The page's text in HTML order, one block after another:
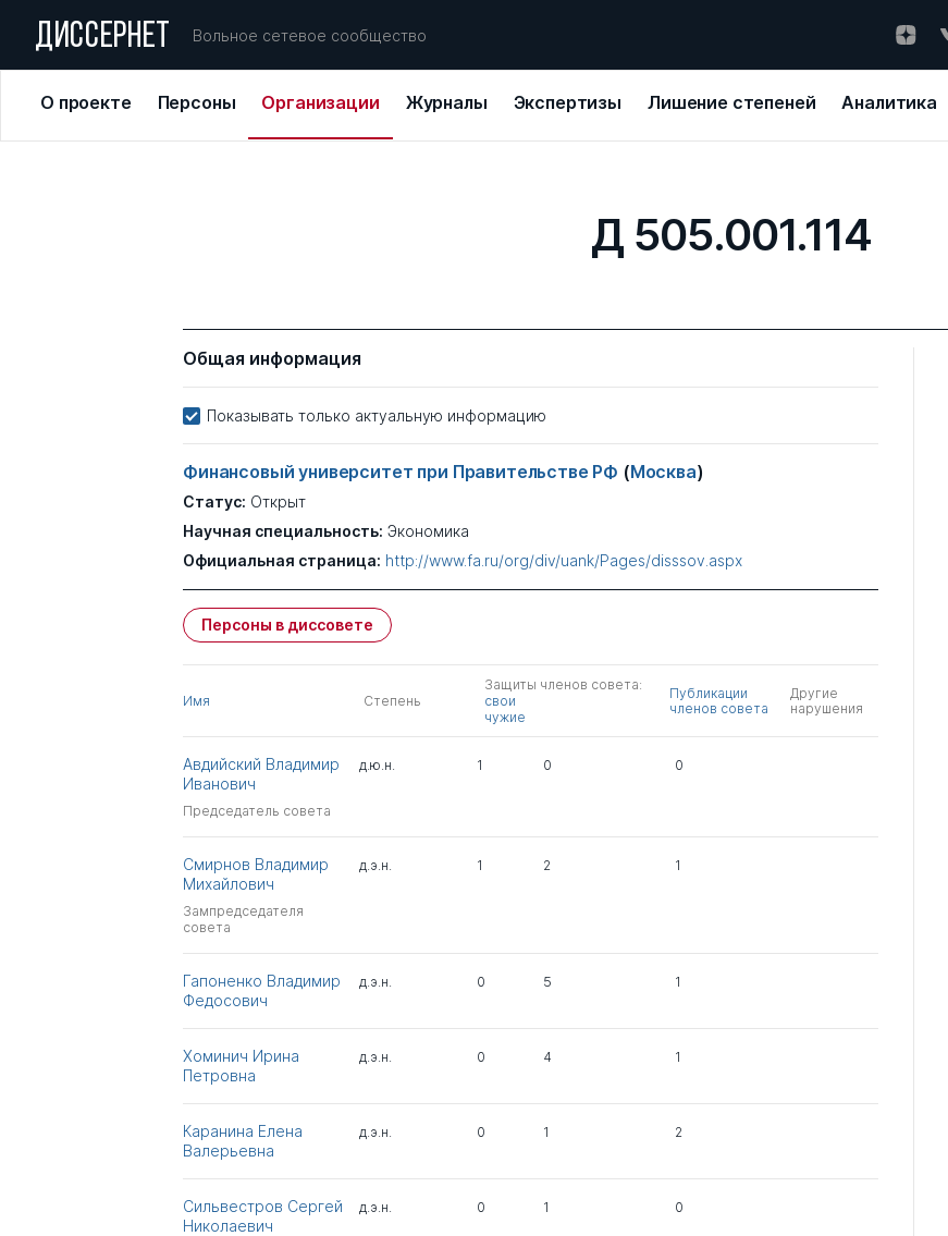
ДИССЕРНЕТ Вольное сетевое сообщество
О проекте Персоны Организации Журналы Экспертизы Лишение степеней Аналитика
Д 505.001.114
Общая информация
Показывать только актуальную информацию
Финансовый университет при Правительстве РФ (Москва)
Статус: Открыт
Научная специальность: Экономика
Официальная страница: http://www.fa.ru/org/div/uank/Pages/disssov.aspx
Персоны в диссовете
Имя Степень
Защиты членов совета:
свои
чужие
Публикации
членов совета
Другие
нарушения
Авдийский Владимир
Иванович
Председатель совета
д.ю.н. 1 0 0
Смирнов Владимир
Михайлович
Зампредседателя
совета
д.э.н. 1 2 1
Гапоненко Владимир
Федосович
д.э.н. 0 5 1
Хоминич Ирина
Петровна
д.э.н. 0 4 1
Каранина Елена
Валерьевна
д.э.н. 0 1 2
Сильвестров Сергей
Николаевич
д.э.н. 0 1 0